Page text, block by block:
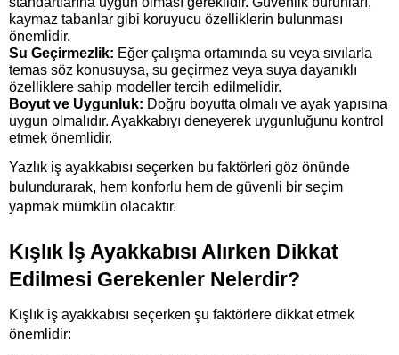
kaymaz tabanlar gibi koruyucu özelliklerin bulunması
önemlidir.
Su Geçirmezlik: Eğer çalışma ortamında su veya sıvılarla
temas söz konusuysa, su geçirmez veya suya dayanıklı
özelliklere sahip modeller tercih edilmelidir.
Boyut ve Uygunluk: Doğru boyutta olmalı ve ayak yapısına
uygun olmalıdır. Ayakkabıyı deneyerek uygunluğunu kontrol
etmek önemlidir.
Yazlık iş ayakkabısı seçerken bu faktörleri göz önünde
bulundurarak, hem konforlu hem de güvenli bir seçim
yapmak mümkün olacaktır.
Kışlık İş Ayakkabısı Alırken Dikkat
Edilmesi Gerekenler Nelerdir?
Kışlık iş ayakkabısı seçerken şu faktörlere dikkat etmek
önemlidir: